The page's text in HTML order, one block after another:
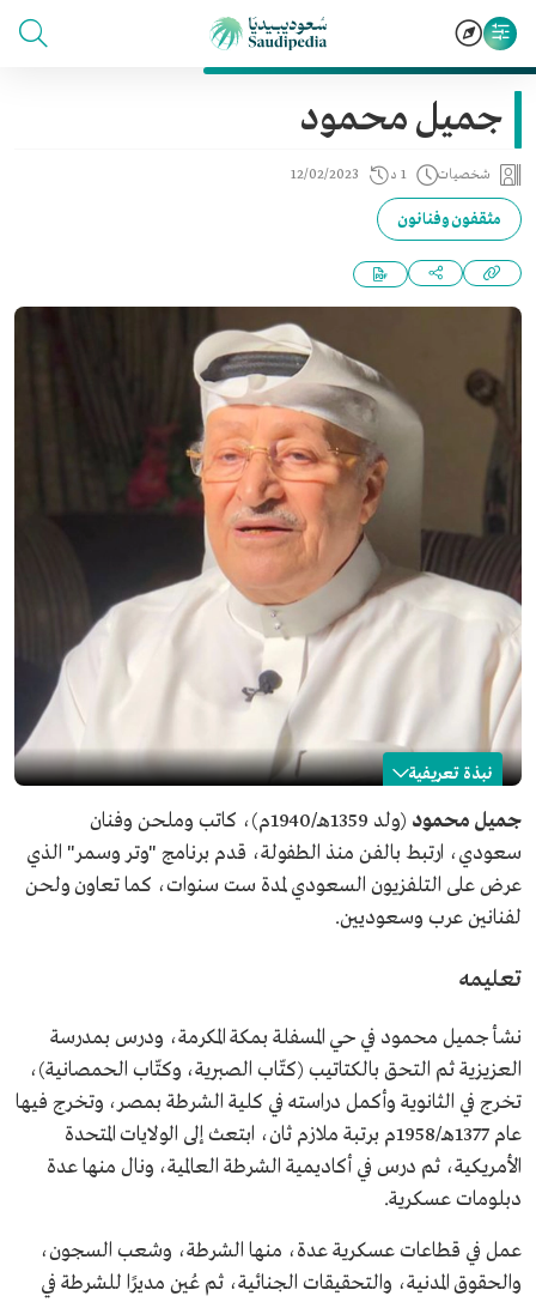
جميل محمود
شخصيات 1 د 12/02/2023
مثقفون وفنانون
نبذة تعريفية
جميل محمود
الاسم
جميل محمود.
تاريخ الميلاد
1940م.
المجال المهني
كاتب.
ملازم ثان.
ابتُعث إلى الولايات المتحدة الأمريكية، ثم درس بأكاديمية
الشرطة العالمية، ونال منها دبلومات عسكرية عدة.
الحياة العملية
عمل في الشرطة، وشعب السجون، والحقوق المدنية،
والتحقيقات الجنائية.
عُين مديرًا للشرطة في المنطقة الشرقية، وتقاعد برتبة عقيد.
عمل بالطوافة في الحرم المكي.
جميل محمود
(ولد 1359هـ/1940م)، كاتب وملحن وفنان
سعودي، ارتبط بالفن منذ الطفولة، قدم برنامج "وتر وسمر" الذي
عرض على التلفزيون السعودي لمدة ست سنوات، كما تعاون ولحن
لفنانين عرب وسعوديين.
تعليمه
نشأ جميل محمود في حي المسفلة بمكة المكرمة، ودرس بمدرسة
العزيزية ثم التحق بالكتاتيب (كتّاب الصبرية، وكتّاب الحمصانية)،
تخرج في الثانوية وأكمل دراسته في كلية الشرطة بمصر، وتخرج فيها
عام 1377هـ/1958م برتبة ملازم ثان، ابتعث إلى الولايات المتحدة
الأمريكية، ثم درس في أكاديمية الشرطة العالمية، ونال منها عدة
دبلومات عسكرية.
عمل في قطاعات عسكرية عدة، منها الشرطة، وشعب السجون،
والحقوق المدنية، والتحقيقات الجنائية، ثم عُين مديرًا للشرطة في